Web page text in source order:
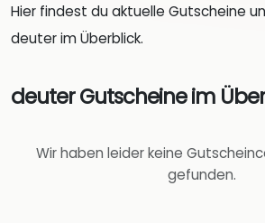
Hier findest du aktuelle Gutscheine
deuter im Überblick.
deuter Gutscheine im
Wir haben leider keine
gefunden.